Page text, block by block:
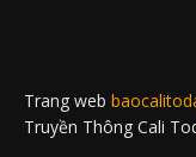
Trang web
Truyền Thông Cali